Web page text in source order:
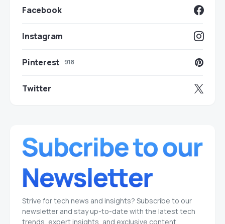
Facebook
Instagram
Pinterest 918
Twitter
Strive for tech news and insights? Subscribe to our
newsletter and stay up-to-date with the latest tech
trends, expert insights, and exclusive content.